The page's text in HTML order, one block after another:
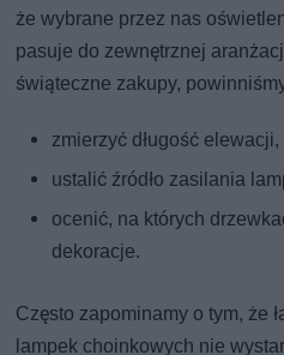
że wybrane przez nas
pasuje do zewnętrznej
świąteczne zakupy,
zmierzyć długość elewacji,
ustalić źródło zasilania
ocenić, na których
dekoracje.
Często zapominamy o tym, że
lampek choinkowych nie